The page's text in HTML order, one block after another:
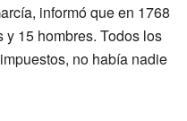
informó que en 1768
15 hombres. Todos los
no había nadie